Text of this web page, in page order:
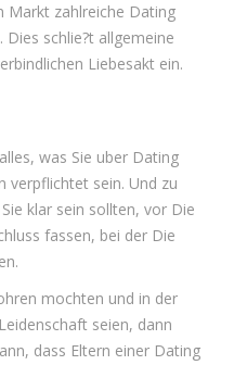
Markt zahlreiche Dating
schlie?t allgemeine
Liebesakt ein.
was Sie uber Dating
verpflichtet sein. Und zu
klar sein sollten, vor Die
fassen, bei der Die
mochten und in der
seien, dann
dass Eltern einer Dating